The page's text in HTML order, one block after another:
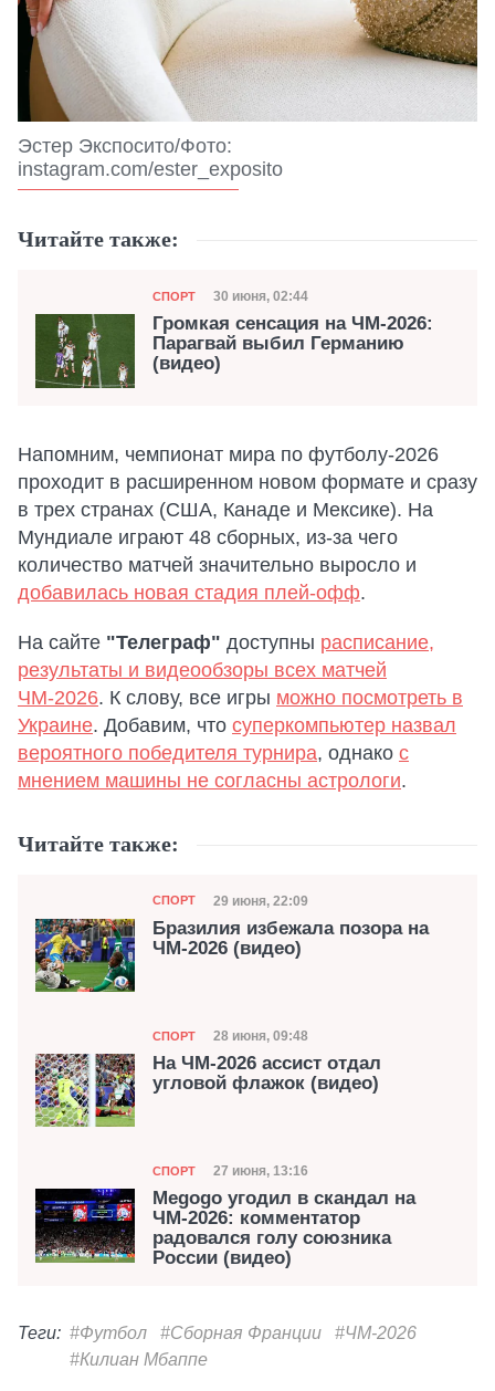
Эстер Экспосито/Фото:
instagram.com/ester_exposito
Читайте также:
Категория
СПОРТ Дата публикации
30 июня, 02:44
Громкая сенсация на ЧМ-2026:
Парагвай выбил Германию
(видео)
Напомним, чемпионат мира по футболу-2026
проходит в расширенном новом формате и сразу
в трех странах (США, Канаде и Мексике). На
Мундиале играют 48 сборных, из-за чего
количество матчей значительно выросло и
добавилась новая стадия плей-офф.
На сайте "Телеграф" доступны расписание,
результаты и видеообзоры всех матчей
ЧМ-2026. К слову, все игры можно посмотреть в
Украине. Добавим, что суперкомпьютер назвал
вероятного победителя турнира, однако с
мнением машины не согласны астрологи.
Читайте также:
Категория
СПОРТ Дата публикации
29 июня, 22:09
Бразилия избежала позора на
ЧМ-2026 (видео)
Категория
СПОРТ Дата публикации
28 июня, 09:48
На ЧМ-2026 ассист отдал
угловой флажок (видео)
Категория
СПОРТ Дата публикации
27 июня, 13:16
Megogo угодил в скандал на
ЧМ-2026: комментатор
радовался голу союзника
России (видео)
Теги: #Футбол #Сборная Франции
#ЧМ-2026
#Килиан Мбаппе